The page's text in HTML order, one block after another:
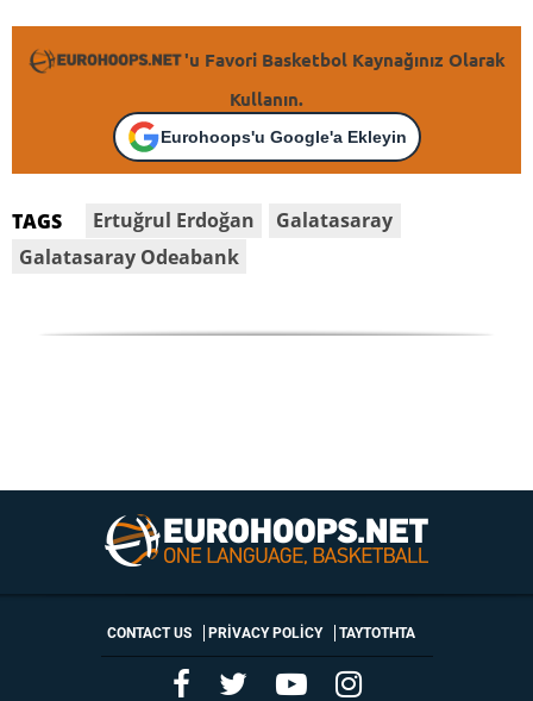
'u Favori Basketbol Kaynağınız Olarak
Kullanın.
Eurohoops'u Google'a Ekleyin
TAGS Ertuğrul Erdoğan
Galatasaray
Galatasaray Odeabank
CONTACT US PRIVACY POLICY ΤΑΥΤΟΤΗΤΑ